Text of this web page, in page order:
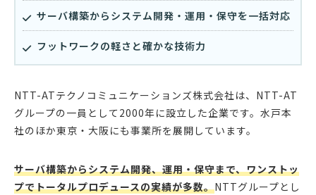
サーバ構築からシステム開発・運用・保守を一括対応
フットワークの軽さと確かな技術力
NTT-ATテクノコミュニケーションズ株式会社は、NTT-AT
グループの一員として2000年に設立した企業です。水戸本
社のほか東京・大阪にも事業所を展開しています。
サーバ構築からシステム開発、運用・保守まで、ワンストッ
プでトータルプロデュースの実績が多数。NTTグループとし